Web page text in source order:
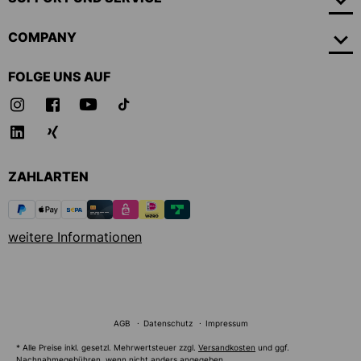
COMPANY
FOLGE UNS AUF
ZAHLARTEN
weitere Informationen
AGB Datenschutz Impressum
* Alle Preise inkl. gesetzl. Mehrwertsteuer zzgl. Versandkosten und ggf.